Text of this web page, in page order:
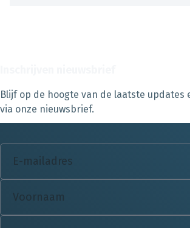
Blijf op de hoogte van de laatste updates
via onze nieuwsbrief.